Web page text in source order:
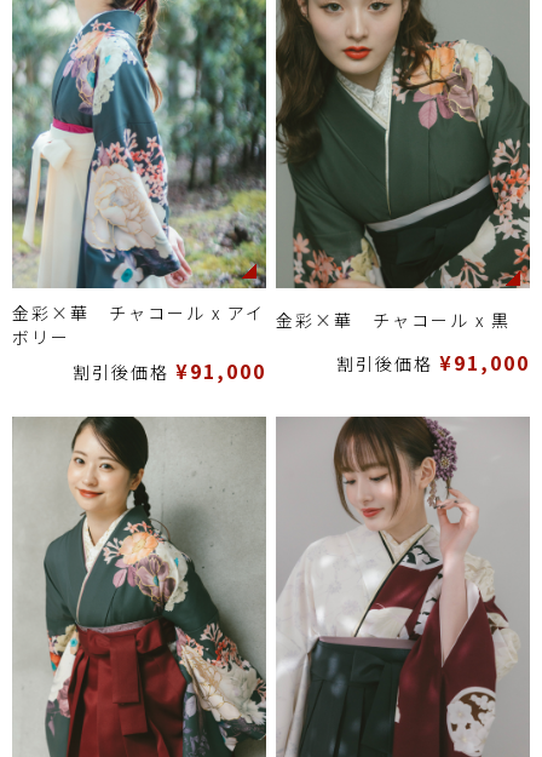
金彩×華 チャコール x アイ
ボリー
割引後価格 ¥91,000
金彩×華 チャコール x 黒
割引後価格 ¥91,000